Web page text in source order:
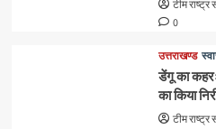
टीम
0
उत्तराखण्ड
डेंगू का
का किया
टीम